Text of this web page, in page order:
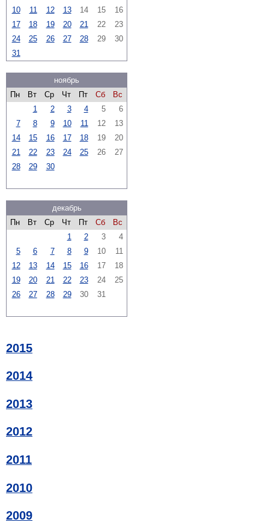
10
11 12 13 14 15
16
17
18 19 20 21 22
23
24
25 26 27 28 29
30
31
ноябрь
Пн
Вт Ср Чт Пт Сб
Вс
1
2 3 4 5
6
7
8 9 10 11 12
13
14
15 16 17 18 19
20
21
22 23 24 25 26
27
28
29 30
декабрь
Пн
Вт Ср Чт Пт Сб
Вс
1
2 3
4
5
6 7 8 9 10
11
12
13 14 15 16 17
18
19
20 21 22 23 24
25
26
27 28 29 30 31
2015
2014
2013
2012
2011
2010
2009